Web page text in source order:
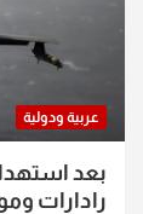
عربية ودولية
بعد
رادارات